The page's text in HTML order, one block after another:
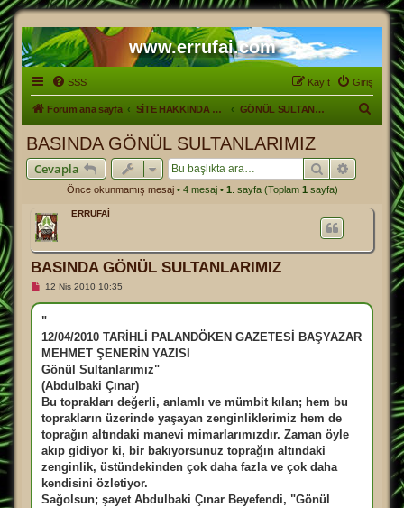
www.errufai.com
SSS Giriş
Kayıt
Forum ana sayfa SİTE HAKKINDA GENEL. GÖNÜL SULTANLARIMIZ KİTABI
BASINDA GÖNÜL SULTANLARIMIZ
Cevapla Ara
Önce okunmamış mesaj• 4 mesaj • 1 . sayfa (Toplam 1 sayfa)
ERRUFAİ
BASINDA GÖNÜL SULTANLARIMIZ
O
u
n
a
m
ş
m
e
s
a
12 Nis 2010 10:35
"
12/04/2010 TARİHLİ PALANDÖKEN GAZETESİ BAŞYAZAR
MEHMET ŞENERİN YAZISI
Gönül Sultanlarımız"
(Abdulbaki Çınar)
Bu toprakları değerli, anlamlı ve mümbit kılan; hem bu
toprakların üzerinde yaşayan zenginliklerimiz hem de
toprağın altındaki manevi mimarlarımızdır. Zaman öyle
akıp gidiyor ki, bir bakıyorsunuz toprağın altındaki
zenginlik, üstündekinden çok daha fazla ve çok daha
kendisini özletiyor.
Sağolsun; şayet Abdulbaki Çınar Beyefendi, "Gönül